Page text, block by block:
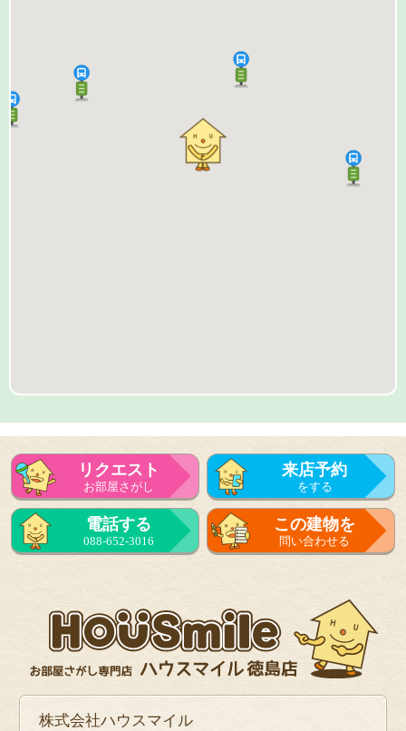
リクエスト
お部屋さがし
来店予約
をする
来店予約
をする
電話する
088-652-3016
この建物を
問い合わせる
株式会社ハウスマイル